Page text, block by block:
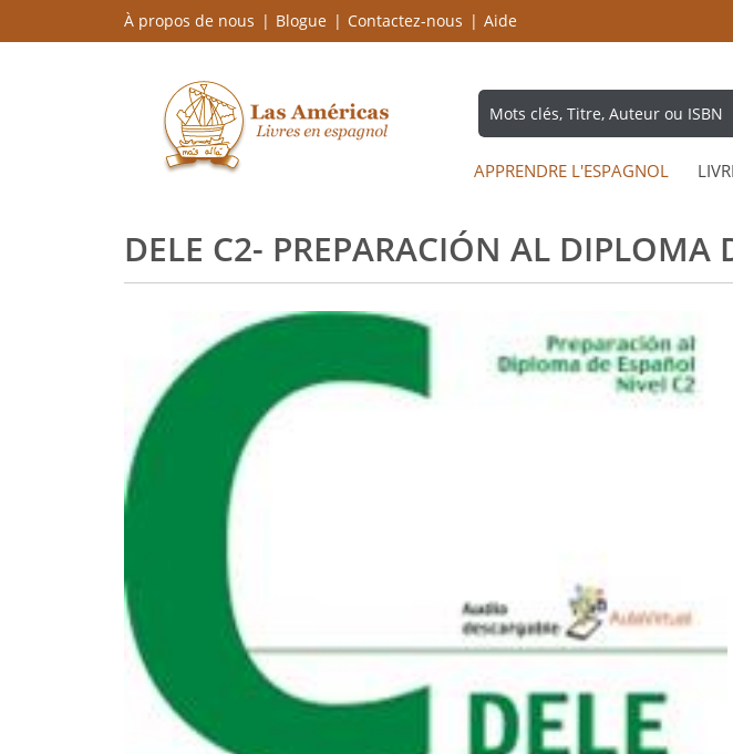
À propos de nous Blogue Contactez-nous Aide
APPRENDRE L'ESPAGNOL
DELE C2- PREPARACIÓN AL DIPLOMA